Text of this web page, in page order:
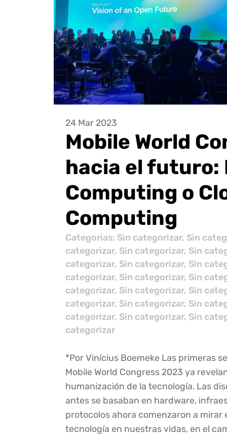
24 Mar 2023
Mobile World
hacia el futuro:
Computing o
Computing
Categorias: Sin categorizar, Sin
categorizar, Sin categorizar, Sin
categorizar, Sin categorizar, Sin
categorizar, Sin categorizar, Sin
categorizar, Sin categorizar, Sin
categorizar, Sin categorizar, Sin
categorizar, Sin categorizar, Sin
categorizar
*Por Vinícius Boemeke Las primeras
Mobile World Congress 2023 ya
humanización de la tecnología. Las
antes se basaban en hardware,
protocolos ahora comenzaron a mirar
tecnología en nuestras vidas, en el